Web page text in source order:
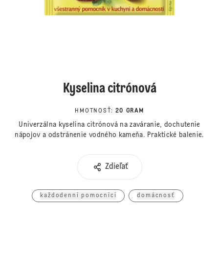
Kyselina citrónová
HMOTNOSŤ : 20 GRAM
Univerzálna kyselina citrónová na zaváranie, dochutenie
nápojov a odstránenie vodného kameňa. Praktické balenie.
Zdieľať
každodenní pomocníci domácnosť